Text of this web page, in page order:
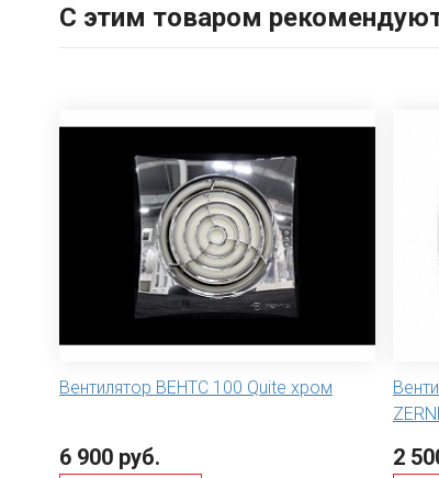
С этим товаром
Вентилятор ВЕНТС 100 Quite хром
6 900 руб. 2